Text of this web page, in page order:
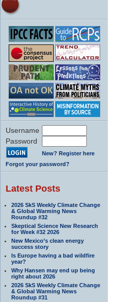
Username
Password
New? Register here
Forgot your password?
Latest Posts
2026 SkS Weekly Climate Change
& Global Warming News
Roundup #32
Skeptical Science New Research
for Week #32 2026
New Mexico’s clean energy
success story
Is Europe having a bad wildfire
year?
Why Hansen may end up being
right about 2026
2026 SkS Weekly Climate Change
& Global Warming News
Roundup #31